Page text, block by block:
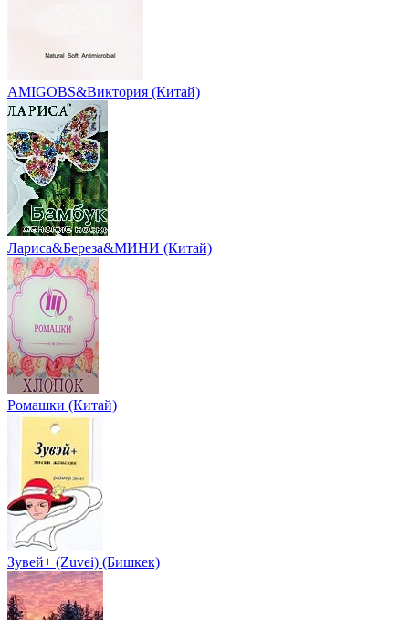
AMIGOBS&Виктория (Китай)
Лариса&Береза&МИНИ (Китай)
Ромашки (Китай)
Зувей+ (Zuvei) (Бишкек)